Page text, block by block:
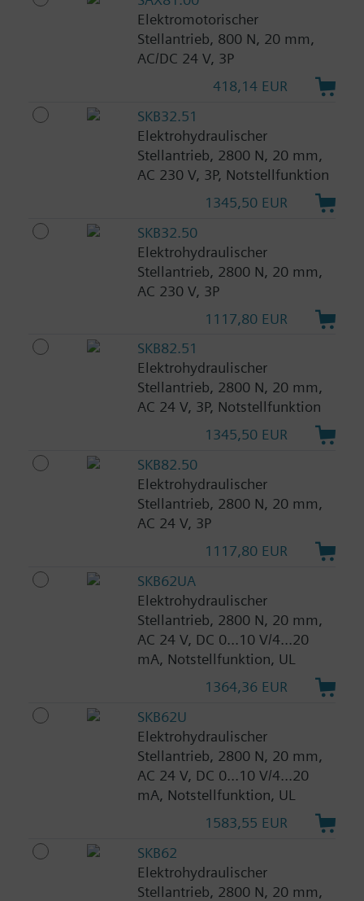
Elektromotorischer
Stellantrieb, 800 N, 20 mm,
AC/DC 24 V, 3P
418,14 EUR
SKB32.51
Elektrohydraulischer
Stellantrieb, 2800 N, 20 mm,
AC 230 V, 3P, Notstellfunktion
1345,50 EUR
SKB32.50
Elektrohydraulischer
Stellantrieb, 2800 N, 20 mm,
AC 230 V, 3P
1117,80 EUR
SKB82.51
Elektrohydraulischer
Stellantrieb, 2800 N, 20 mm,
AC 24 V, 3P, Notstellfunktion
1345,50 EUR
SKB82.50
Elektrohydraulischer
Stellantrieb, 2800 N, 20 mm,
AC 24 V, 3P
1117,80 EUR
SKB62UA
Elektrohydraulischer
Stellantrieb, 2800 N, 20 mm,
AC 24 V, DC 0...10 V/4...20
mA, Notstellfunktion, UL
1364,36 EUR
SKB62U
Elektrohydraulischer
Stellantrieb, 2800 N, 20 mm,
AC 24 V, DC 0...10 V/4...20
mA, Notstellfunktion, UL
1583,55 EUR
SKB62
Elektrohydraulischer
Stellantrieb, 2800 N, 20 mm,